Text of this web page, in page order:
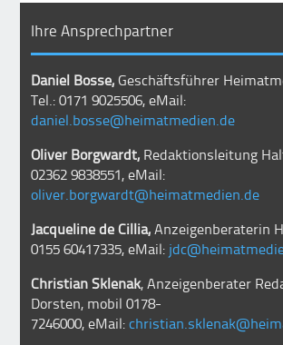
Ihre Ansprechpartner
Daniel Bosse,Geschäftsführer
Tel.: 0171 9025506, eMail:
daniel.bosse@heimatmedien.de
Oliver Borgwardt, Redaktionsleitung
02362 9838551, eMail:
oliver.borgwardt@heimatmedien.de
Jacqueline de Cillia,Anzeigenberaterin
0155 60417335, eMail:
Christian Sklenak, Anzeigenberater
Dorsten, mobil0178-
7246000, eMail: